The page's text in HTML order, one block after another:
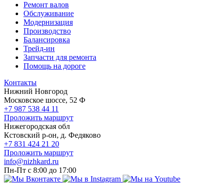
Ремонт валов
Обслуживание
Модернизация
Производство
Балансировка
Трейд-ин
Запчасти для ремонта
Помощь на дороге
Контакты
Нижний Новгород
Московское шоссе, 52 Ф
+7 987 538 44 11
Проложить маршрут
Нижегородская обл
Кстовский р-он, д. Федяково
+7 831 424 21 20
Проложить маршрут
info@nizhkard.ru
Пн-Пт с 8:00 до 17:00